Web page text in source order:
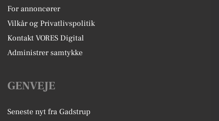
For annoncører
Vilkår og Privatlivspolitik
Kontakt VORES Digital
Administrer samtykke
GENVEJE
Seneste nyt fra Gadstrup